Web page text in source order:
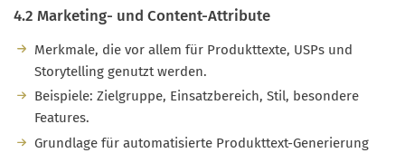
4.2 Marketing- und Content-Attribute
Merkmale, die vor allem für Produkttexte, USPs und
Storytelling genutzt werden.
Beispiele: Zielgruppe, Einsatzbereich, Stil, besondere
Features.
Grundlage für automatisierte Produkttext-Generierung